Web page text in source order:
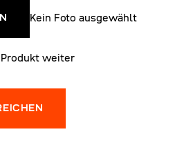
Kein Foto ausgewählt
weiter